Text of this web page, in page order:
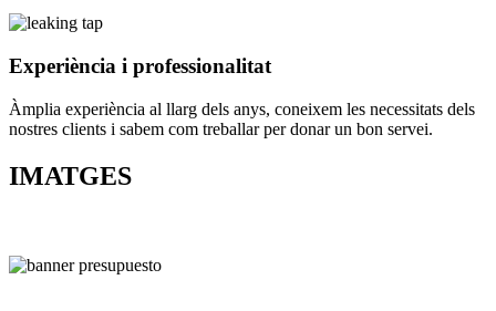
Experiència i professionalitat
Àmplia experiència al llarg dels anys, coneixem les necessitats dels
nostres clients i sabem com treballar per donar un bon servei.
IMATGES